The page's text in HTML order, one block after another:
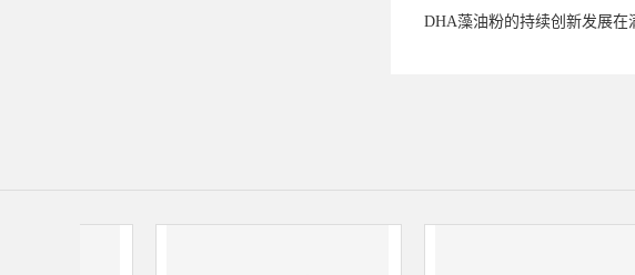
DHA藻油粉的持续创新发展在